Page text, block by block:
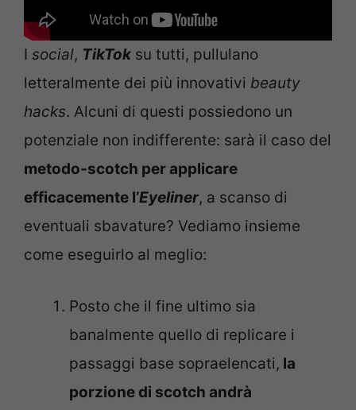
I social, TikTok su tutti, pullulano
letteralmente dei più innovativi beauty
hacks. Alcuni di questi possiedono un
potenziale non indifferente: sarà il caso del
metodo-scotch per applicare
efficacemente l’Eyeliner, a scanso di
eventuali sbavature? Vediamo insieme
come eseguirlo al meglio:
Posto che il fine ultimo sia
banalmente quello di replicare i
passaggi base sopraelencati, la
porzione di scotch andrà